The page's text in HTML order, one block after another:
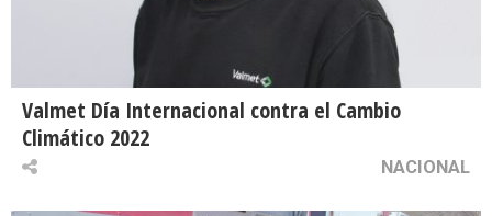
Valmet Día Internacional contra el Cambio
Climático 2022
NACIONAL